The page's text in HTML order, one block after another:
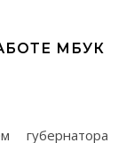
МБУК